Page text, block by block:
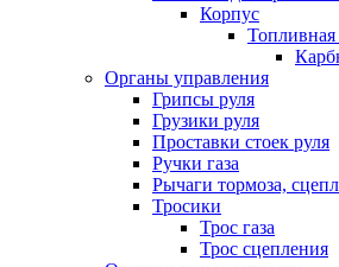
Корпус
Топливная
Органы управления
Грипсы руля
Грузики руля
Проставки стоек руля
Ручки газа
Рычаги тормоза,
Тросики
Трос газа
Трос сцепления